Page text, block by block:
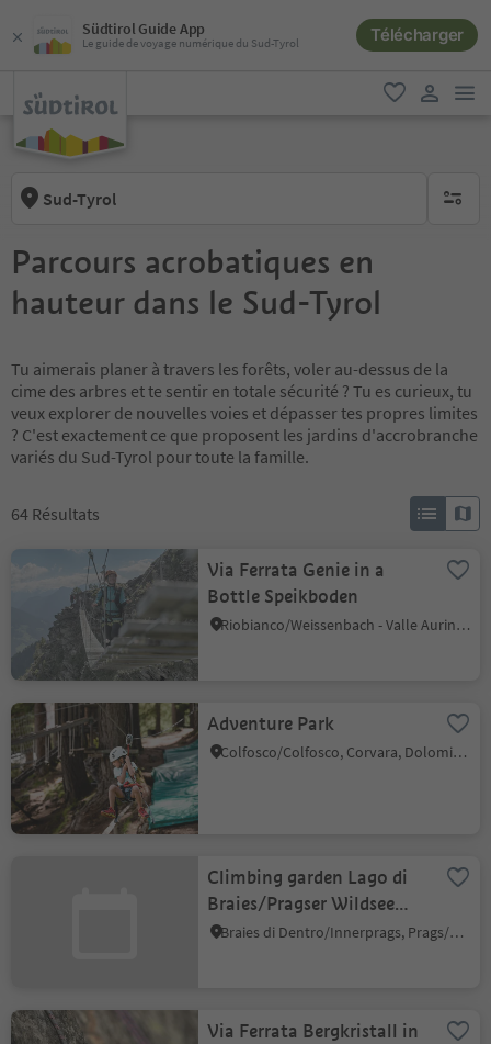
Südtirol Guide App
Le guide de voyage numérique du Sud-Tyrol Télécharger
favori
Sud-Tyrol aucun
Parcours acrobatiques en
hauteur dans le Sud-Tyrol
Tu aimerais planer à travers les forêts, voler au-dessus de la
cime des arbres et te sentir en totale sécurité ? Tu es curieux, tu
veux explorer de nouvelles voies et dépasser tes propres limites
? C'est exactement ce que proposent les jardins d'accrobranche
variés du Sud-Tyrol pour toute la famille.
64 Résultats
Via Ferrata Genie in a
Bottle Speikboden
Riobianco/Weissenbach - Valle Aurina/Ahrntal, Sand in Taufers/Campo Tures, Ahrntal/Valle Aurina
Adventure Park
Colfosco/Colfosco, Corvara, Dolomites Region Alta Badia
Climbing garden Lago di
Braies/Pragser Wildsee
Lake
Braies di Dentro/Innerprags, Prags/Braies, Dolomites Region 3 Zinnen
Via Ferrata Bergkristall in